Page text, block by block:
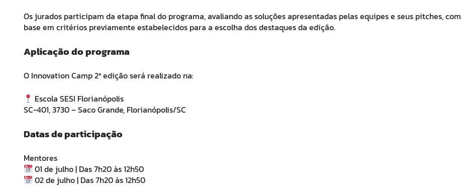
Os jurados participam da etapa final do programa, avaliando as soluções apresentadas pelas equipes e seus pitches, com
base em critérios previamente estabelecidos para a escolha dos destaques da edição.
Aplicação do programa
O Innovation Camp2ª ediçãoserá realizado na:
Escola SESI Florianópolis
SC-401, 3730 – Saco Grande, Florianópolis/SC
Datas de participação
Mentores
01 de julho | Das 7h20 às 12h50
02 de julho | Das 7h20 às 12h50